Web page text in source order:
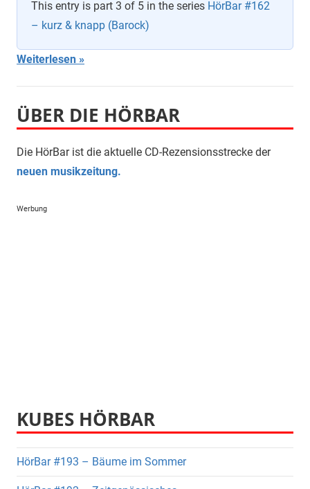
This entry is part 3 of 5 in the series HörBar #162
– kurz & knapp (Barock)
Weiterlesen
ÜBER DIE HÖRBAR
Die HörBar ist die aktuelle CD-Rezensionsstrecke der
neuen musikzeitung.
Werbung
KUBES HÖRBAR
HörBar #193 – Bäume im Sommer